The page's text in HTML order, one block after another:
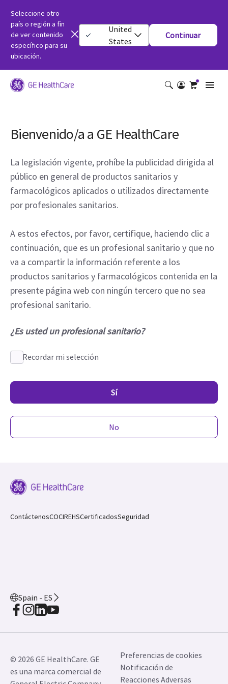
Seleccione otro
país o región a fin
de ver contenido
específico para su
ubicación.
United
States
Continuar
Bienvenido/a a GE HealthCare
La legislación vigente, prohíbe la publicidad dirigida al
público en general de productos sanitarios y
farmacológicos aplicados o utilizados directamente
por profesionales sanitarios.
A estos efectos, por favor, certifique, haciendo clic a
continuación, que es un profesional sanitario y que no
va a compartir la información referente a los
productos sanitarios y farmacológicos contenida en la
presente página web con ningún tercero que no sea
profesional sanitario.
¿Es usted un profesional sanitario?
Recordar mi selección
Sí
No
ContáctenosCOCIREHSCertificadosSeguridad
Spain - ES
© 2026 GE HealthCare. GE
es una marca comercial de
Preferencias de cookies
Notificación de
Reacciones Adversas